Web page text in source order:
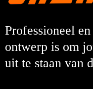
Professioneel
ontwerp is om
uit te staan ​​van